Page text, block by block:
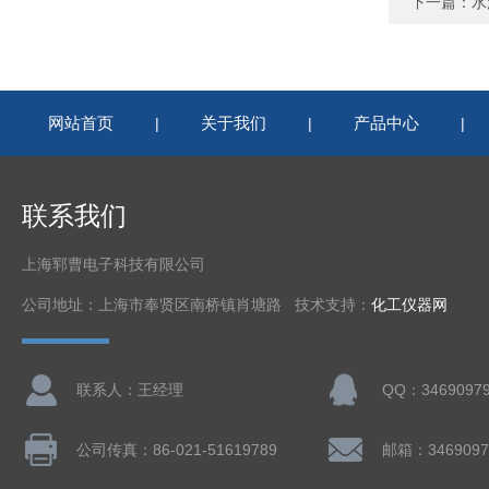
网站首页 | 关于我们 | 产品中心 |
联系我们
上海郓曹电子科技有限公司
公司地址：上海市奉贤区南桥镇肖塘路 技术支持： 化工仪器网
联系人：王经理 QQ：
公司传真：86-021-51619789 邮箱：